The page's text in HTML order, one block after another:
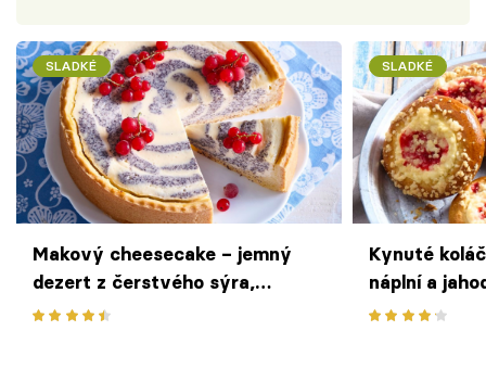
SLADKÉ
Makový cheesecake – jemný
dezert z čerstvého sýra,
tvarohu a smetany s vůní máku
SLADKÉ
Kynuté
náplní a
moučník